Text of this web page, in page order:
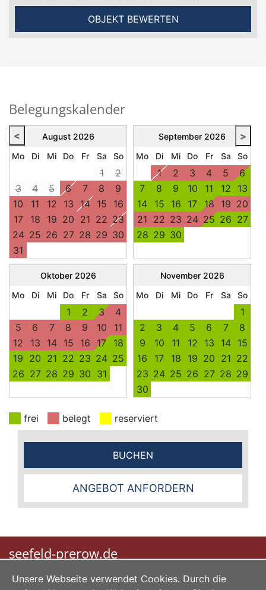
Unsere Webseite verwendet Cookies. Durch die
OBJEKT BEWERTEN
Belegungskalender
< August 2026
Mo
Di Mi Do Fr Sa So
1
2
3
4 5 6 7 8
9
10
11 12 13 14 15
16
17
18 19 20 21 22 23
24 25 26 27 28 29 30
31
September 2026
Mo
Di Mi Do Fr Sa So
1 2 3 4 5
6
7
8 9 10 11 12
13
14
15 16 17 18 19 20
21 22 23 24 25 26 27
28 29 30
Oktober 2026
Mo
Di Mi Do Fr Sa So
1 2 3
4
5
6 7 8 9 10
11
12
13 14 15 16 17
18
19 20 21 22 23 24 25
26 27 28 29 30 31
November 2026
Mo
Di Mi Do Fr Sa So
1
2
3 4 5 6 7
8
9
10 11 12 13 14
15
16
17 18 19 20 21 22
23 24 25 26 27 28 29
30
frei belegt reserviert
>
BUCHEN
ANGEBOT ANFORDERN
seefeld-prerow.de
| | |